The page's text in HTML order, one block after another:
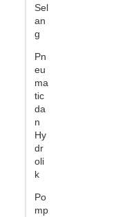
Sel
an
g
Pn
eu
ma
tic
da
n
Hy
dr
oli
k
Po
mp